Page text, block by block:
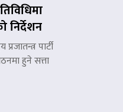
निर्देशन
पार्टी
हुने सत्ता